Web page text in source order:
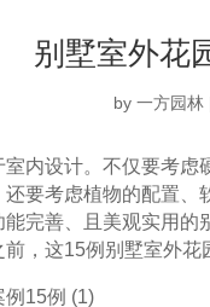
别墅室外花
by 一方园林
内设计。不仅要考虑
还要考虑植物的配置
完善、且美观实用
，这15例别墅室外花